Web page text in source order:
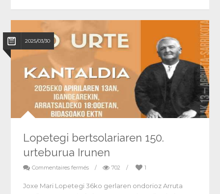
2025/03/30
Lopetegi bertsolariaren 150.
urteburua Irunen
Commentaires fermés / 702 / 1
Joxe Mari Lopetegi 36ko gerlaren ondorioz Arruta